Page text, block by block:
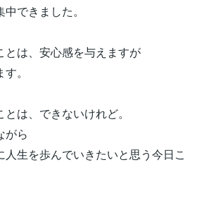
できました。
とは、安心感を与えますが
。
は、できないけれど。
がら
生を歩んでいきたいと思う今日こ